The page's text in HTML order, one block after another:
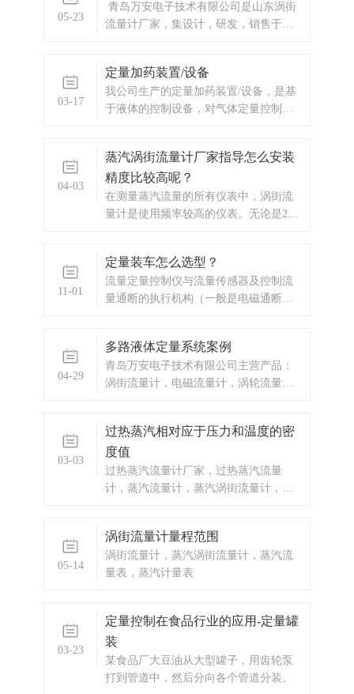
表，分析仪器，水质监测设备，压力仪
表等，以及承接电气自动化项目。欢迎
05-23
青岛万安电子技术有限公司是山东涡街
流量计厂家，集设计，研发，销售于一
与国内多个企业建立了长期的合作关
系。1、山东涡街流量计厂家产品：插入
式涡街流量计公称通径：DN150-DN3000
20mA/RS485显示方式：中文显示或者英
文显示精度：2.5级防护等级：IP65
IP68（需要定制）测量介质：液体，气
体，蒸汽表体材质：304/316L不锈钢材
03-17
定量加药装置/设备
我公司生产的定量加药装置/设备，是基
于液体的控制设备，对气体定量控制的
据介质的的形态选择何种传感器，一般
为液体涡轮流量计，椭圆齿轮流量计，
液体腰轮流量计，电磁流量计，涡街流
量计等。用
04-03
蒸汽涡街流量计厂家指导怎么安装
精度比较高呢？
在测量蒸汽流量的所有仪表中，涡街流
量计是使用频率较高的仪表。无论是250
安装，让很多用户头疼。直管段预留多
少？温度压力是否需要？管道振动怎么
办？现在我们根据以上情况和大家聊聊
达到良好的效果。从而能节省费用的开
支。1、LUGB应力式涡街流量计要合理
选择仪表安装位置和环境。 避开强
备；避开高温热源和辐射源的影响，避
开剧烈轰动场合和强腐蚀 环...
11-01
定量装车怎么选型？
流量定量控制仪与流量传感器及控制流
量通断的执行机构（一般是电磁通断
频率脉冲输入型和流量变送信号输入型
两种供用户选择订购。
04-29
多路液体定量系统案例
青岛万安电子技术有限公司主营产品：
涡街流量计，电磁流量计，涡轮流量
等，以及承接电气自动化项目。
03-03
过热蒸汽相对应于压力和温度的密
度值
过热蒸汽流量计厂家，过热蒸汽流量
计，蒸汽流量计，蒸汽涡街流量计，蒸
05-14
涡街流量计量程范围
涡街流量计，蒸汽涡街流量计，蒸汽流
量表，蒸汽计量表
03-23
定量控制在食品行业的应用-定量罐
装
某食品厂大豆油从大型罐子，用齿轮泵
打到管道中，然后分向各个管道分装。